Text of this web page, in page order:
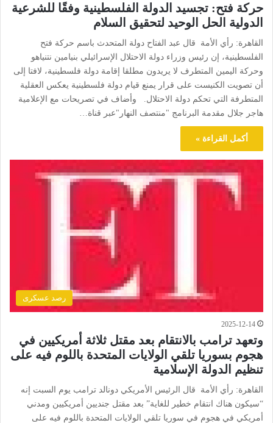
حركة فتح: تجسيد الدولة الفلسطينية وفقًا للشرعية
الدولية الحل الوحيد لتحقيق السلام
القاهرة: رأي الأمة قال عبد الفتاح دولة المتحدث باسم حركة فتح
الفلسطينية، إن رئيس وزراء دولة الاحتلال الإسرائيلي بنيامين نتنياهو
وحركة اليمين المتطرف لا يريدون مطلقا إقامة دولة فلسطينية، لافتا إلى
أن تصويت الكنيست على قرار يمنع قيام دولة فلسطينية يعكس العقلية
المتطرفة التي تحكم دولة الاحتلال. وأضاف في تصريحات مع الإعلامية
هاجر جلال مقدمة البرنامج "منتصف النهار"عبر قناة…
أكمل القراءة »
رصد عسكرى
2025-12-14
وتعهد ترامب بالانتقام بعد مقتل ثلاثة أمريكيين في
هجوم بسوريا تلقي الولايات المتحدة باللوم فيه على
تنظيم الدولة الإسلامية
القاهرة: رأي الأمة قال الرئيس الأمريكي دونالد ترامب يوم السبت إنه
“سيكون هناك انتقام خطير للغاية” بعد مقتل جنديين أمريكيين ومدني
أمريكي في هجوم في سوريا تلقي الولايات المتحدة باللوم فيه على